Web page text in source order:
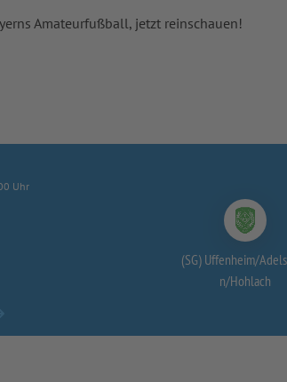
Amateurfußball, jetzt reinschauen!
Uhr
(SG) Uffenheim/
n/Hohlach